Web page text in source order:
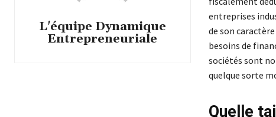
L'équipe Dynamique
Entrepreneuriale
entreprises
de son
besoins de
sociétés sont
quelque sorte
Quelle